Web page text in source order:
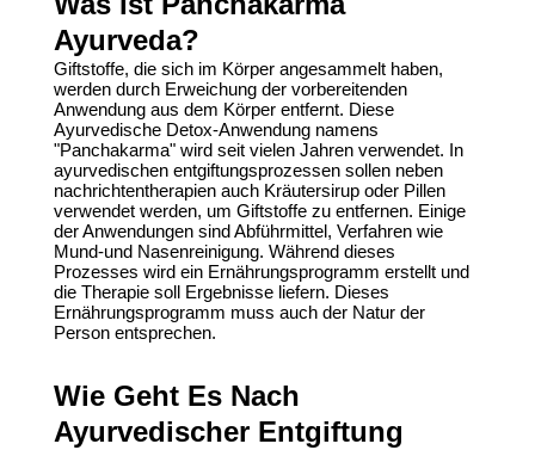
Ayurveda?
Giftstoffe, die sich im Körper angesammelt haben,
werden durch Erweichung der vorbereitenden
Anwendung aus dem Körper entfernt. Diese
Ayurvedische Detox-Anwendungnamens
"Panchakarma" wird seit vielen Jahren verwendet. In
ayurvedischen entgiftungsprozessensollen neben
nachrichtentherapien auch Kräutersirup oder Pillen
verwendet werden, um Giftstoffe zu entfernen. Einige
der Anwendungen sind Abführmittel, Verfahren wie
Mund-und Nasenreinigung. Während dieses
Prozesses wird ein Ernährungsprogramm erstellt und
die Therapie soll Ergebnisse liefern. Dieses
Ernährungsprogramm muss auch der Natur der
Person entsprechen.
Wie Geht Es Nach
Ayurvedischer Entgiftung